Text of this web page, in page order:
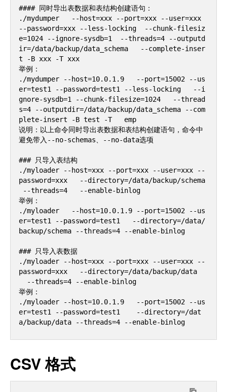
#### 同时导出表数据和表结构创建语句：
./mydumper   --host=xxx --port=xxx --user=xxx
--password=xxx --less-locking  --chunk-filesiz
e=1024 --ignore-sysdb=1  --threads=4 --outputd
ir=/data/backup/data_schema   --complete-inser
t -B xxx -T xxx
举例：
./mydumper --host=10.0.1.9   --port=15002 --us
er=test1 --password=test1 --less-locking   --i
gnore-sysdb=1 --chunk-filesize=1024   --thread
s=4 --outputdir=/data/backup/data_schema --com
plete-insert -B test -T   emp
说明：以上命令同时导出表数据和表结构创建语句，命令中
避免带入--no-schemas、--no-data选项
### 只导入表结构
./myloader --host=xxx --port=xxx --user=xxx --
password=xxx   --directory=/data/backup/schema
--threads=4   --enable-binlog
举例：
./myloader   --host=10.0.1.9 --port=15002 --us
er=test1 --password=test1   --directory=/data/
backup/schema --threads=4 --enable-binlog
### 只导入表数据
./myloader --host=xxx --port=xxx --user=xxx --
password=xxx   --directory=/data/backup/data
--threads=4 --enable-binlog
举例：
./myloader --host=10.0.1.9   --port=15002 --us
er=test1 --password=test1    --directory=/dat
CSV 格式